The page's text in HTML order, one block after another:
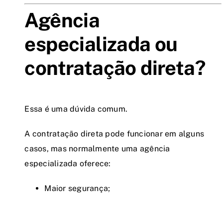
Agência
especializada ou
contratação direta?
Essa é uma dúvida comum.
A contratação direta pode funcionar em alguns
casos, mas normalmente uma agência
especializada oferece:
Maior segurança;